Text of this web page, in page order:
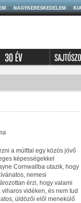
NAGYKERESKEDELEM
a múlttal egy közös jövő
képességekkel
Cornwallba utazik, hogy
nemesi
érzi, hogy valami
vidéken, és nem tud
üldözői elől menekülő